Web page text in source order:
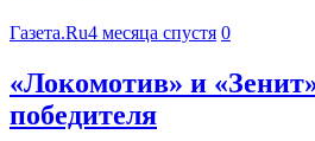
Газета.Ru4 месяца спустя 0
«Локомотив» и
победителя